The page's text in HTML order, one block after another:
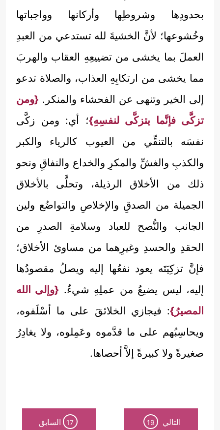
بحدودِها وشروطِها وأركانها وواجباتها
وخُشوعها؛ لأنَّ الخشيةَ لله تستدعي من العبدِ
العملَ بما يخشى من تضييعِهِ العقاب والهربَ
مما يخشى من ارتكابِهِ العذاب، والصلاة تدعو
إلى الخير وتنهى عن الفحشاء والمنكر. {ومن
تزكَّى فإنَّما يتزكَّى لنفسِهِ}؛ أي: ومن زكَّى
نفسَه بالتنقِّي من العيوب كالرياء والكبر
والكذبِ والغشِّ والمكرِ والخداع والنفاقِ ونحو
ذلك من الأخلاق الرذيلة، وتحلَّى بالأخلاق
الجميلة من الصدقِ والإخلاصِ والتواضُع ولين
الجانب والنُّصح للعباد وسلامةِ الصدرِ من
الحقدِ والحسدِ وغيرِهما من مساوئ الأخلاق؛
فإنَّ تزكِيَتَه يعود نفعُها إليه ويصلُ مقصودُها
إليه، ليس يضيعُ من عملِهِ شيءٌ. {وإلى الله
المصيرُ}: فيجازي الخلائقَ على ما أسْلَفوه،
ويحاسِبُهم على ما قدَّموه وعَمِلوه، ولا يغادِرُ
صغيرةً ولا كبيرةً إلاَّ أحصاها.
التالي 19
17 السابق